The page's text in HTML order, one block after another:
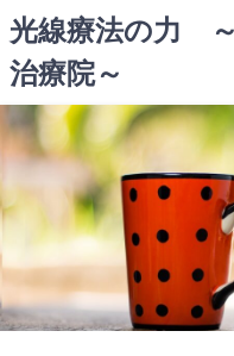
ン
テ
ツ
へ
ス
キ
プ
光線療法の力
治療院～